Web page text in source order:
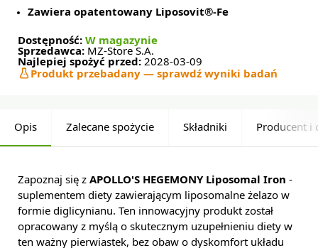
Zawiera opatentowany Liposovit®-Fe
Dostępność: W magazynie
Sprzedawca: MZ-Store S.A.
Najlepiej spożyć przed: 2028-03-09
Produkt przebadany — sprawdź wyniki badań
Opis Zalecane spożycie Składniki Producent i
Zapoznaj się z APOLLO'S HEGEMONY Liposomal Iron -
suplementem diety zawierającym liposomalne żelazo w
formie diglicynianu. Ten innowacyjny produkt został
opracowany z myślą o skutecznym uzupełnieniu diety w
ten ważny pierwiastek, bez obaw o dyskomfort układu